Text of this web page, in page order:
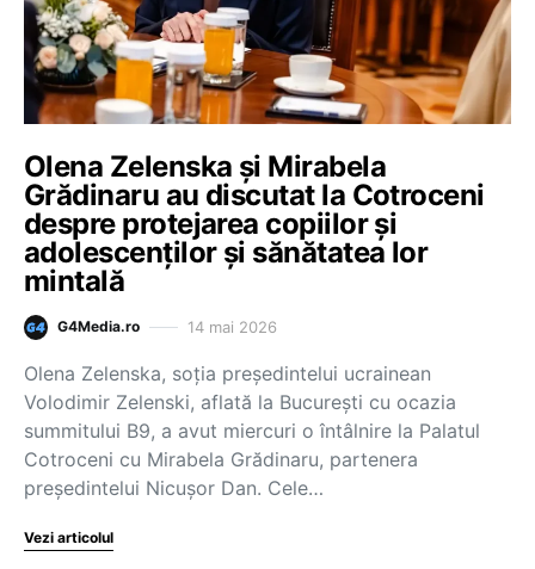
Olena Zelenska și Mirabela
Grădinaru au discutat la Cotroceni
despre protejarea copiilor și
adolescenților și sănătatea lor
mintală
G4Media.ro 14 mai 2026
Olena Zelenska, soția președintelui ucrainean
Volodimir Zelenski, aflată la București cu ocazia
summitului B9, a avut miercuri o întâlnire la Palatul
Cotroceni cu Mirabela Grădinaru, partenera
președintelui Nicușor Dan. Cele…
Vezi articolul